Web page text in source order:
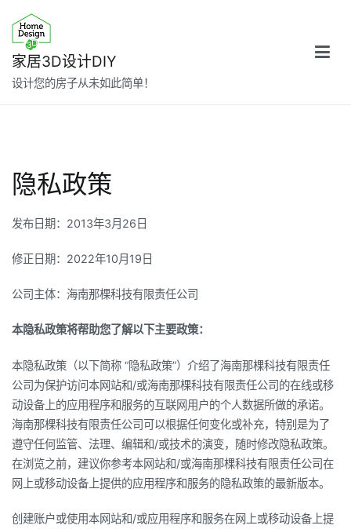
家居3D设计DIY
设计您的房子从未如此简单！
隐私政策
发布日期：2013年3月26日
修正日期：2022年10月19日
公司主体：海南那棵科技有限责任公司
本隐私政策将帮助您了解以下主要政策：
本隐私政策（以下简称 “隐私政策”）介绍了海南那棵科技有限责任
公司为保护访问本网站和/或海南那棵科技有限责任公司的在线或移
动设备上的应用程序和服务的互联网用户的个人数据所做的承诺。
海南那棵科技有限责任公司可以根据任何变化或补充，特别是为了
遵守任何监管、法理、编辑和/或技术的演变，随时修改隐私政策。
在浏览之前，建议你参考本网站和/或海南那棵科技有限责任公司在
网上或移动设备上提供的应用程序和服务的隐私政策的最新版本。
创建账户或使用本网站和/或应用程序和服务在网上或移动设备上提